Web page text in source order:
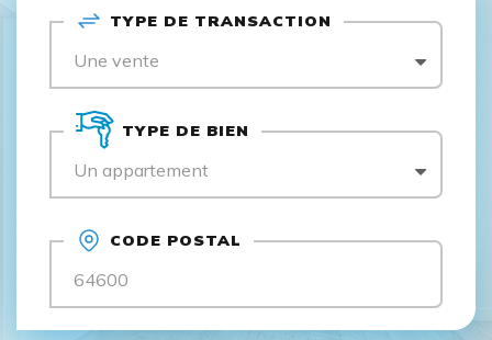
TYPE DE TRANSACTION
Une vente
TYPE DE BIEN
Un appartement
CODE POSTAL